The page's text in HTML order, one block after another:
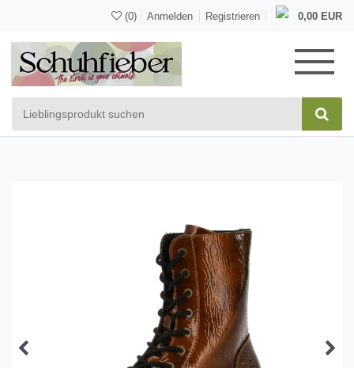
(0) Anmelden Registrieren 0,00 EUR